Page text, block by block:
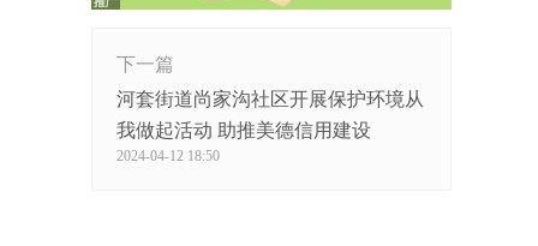
下一篇
河套街道尚家沟社区开展保护环境从
我做起活动 助推美德信用建设
2024-04-12 18:50